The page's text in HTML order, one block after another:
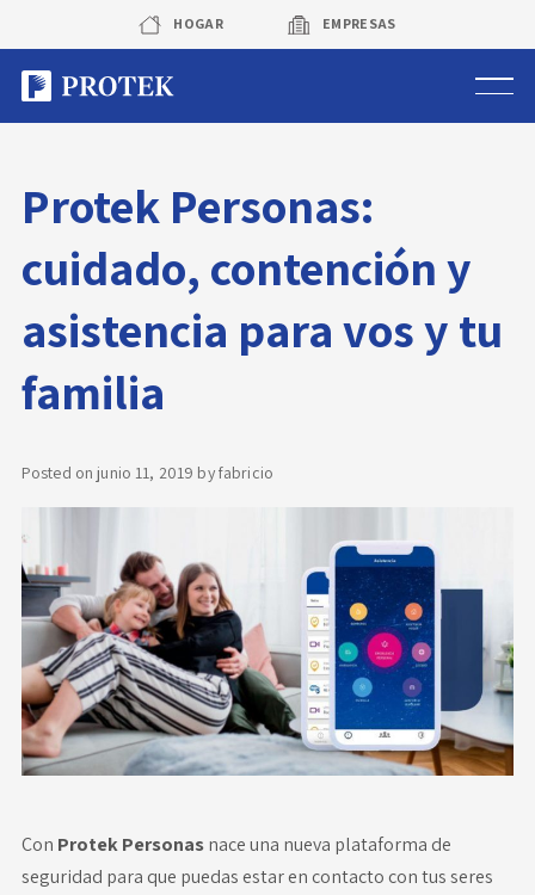
content
HOGAR EMPRESAS
Sistema de cámaras
Rastreo vehicular GPS
Protek Personas
Sobre Protek
Novedades
Faq
Contacto
Área de clientes
Protek Personas:
cuidado, contención y
asistencia para vos y tu
familia
Posted onjunio 11, 2019 byfabricio
Con Protek Personasnace una nueva plataforma de
seguridad para que puedas estar en contacto con tus seres